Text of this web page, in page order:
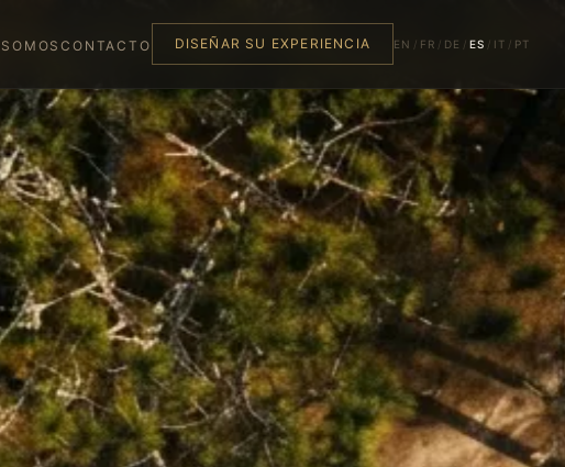
CONTACTO DISEÑAR SU EXPERIENCIA EN / FR / DE / ES / IT / PT